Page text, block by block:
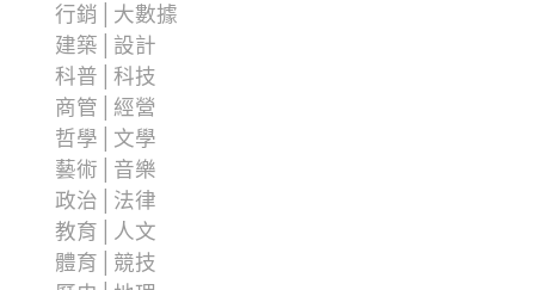
行銷│大數據
建築│設計
科普│科技
商管│經營
哲學│文學
藝術│音樂
政治│法律
教育│人文
體育│競技